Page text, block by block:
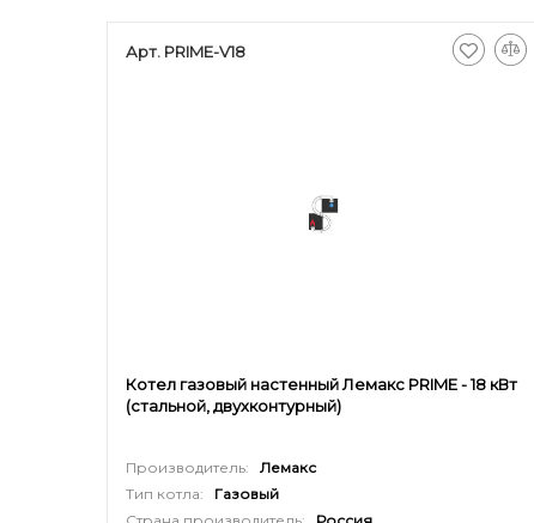
Арт. PRIME-V18
Котел газовый настенный Лемакс PRIME - 18 кВт
(стальной, двухконтурный)
Производитель:
Лемакс
Тип котла:
Газовый